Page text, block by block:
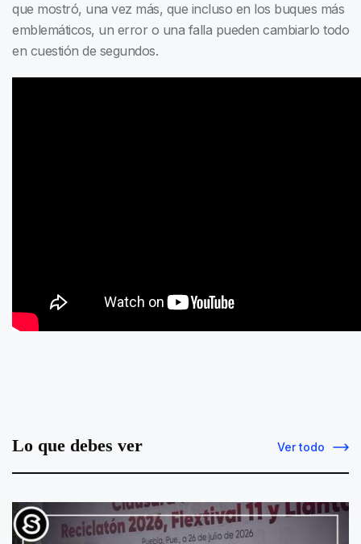
que mostró, una vez más, que incluso en los buques más
emblemáticos, un error o una falla pueden cambiarlo todo
en cuestión de segundos.
Lo que debes ver Ver todo